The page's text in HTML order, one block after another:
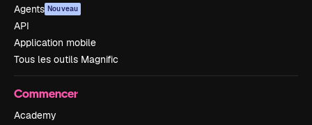
Agents Nouveau
API
Application mobile
Tous les outils Magnific
Commencer
Academy